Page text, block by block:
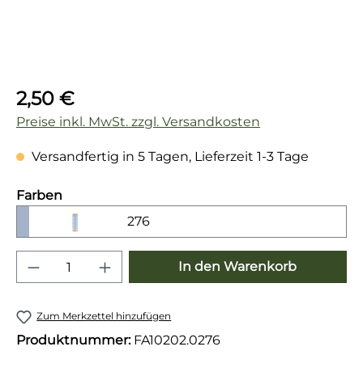
Regulärer Preis:
2,50 €
Preise inkl. MwSt. zzgl. Versandkosten
Versandfertig in 5 Tagen, Lieferzeit 1-3 Tage
Farben
276
Produkt Anzahl: Gib den
In den Warenkorb
Zum Merkzettel hinzufügen
Produktnummer: FA10202.0276